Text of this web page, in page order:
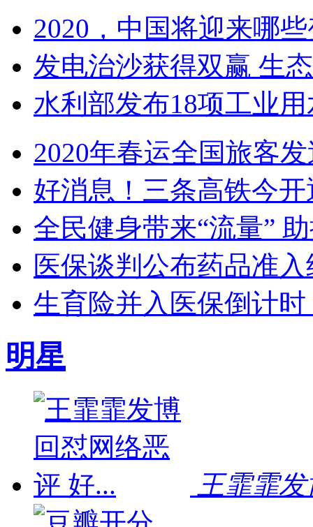
2020，中国将迎来哪
发电治沙获得双赢 生
水利部发布18项工业
2020年春运全国旅客
好消息！三条高铁今
全民健身带来“流量”
医保谈判公布药品准
生育险并入医保倒计
明星
王霏霏